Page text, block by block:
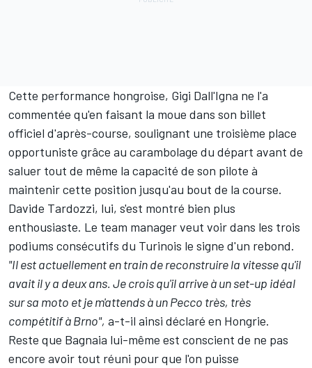
Cette performance hongroise, Gigi Dall'Igna ne l'a
commentée qu'en faisant la moue dans son billet
officiel d'après-course, soulignant une troisième place
opportuniste grâce au carambolage du départ avant de
saluer tout de même la capacité de son pilote à
maintenir cette position jusqu'au bout de la course.
Davide Tardozzi, lui, s'est montré bien plus
enthousiaste. Le team manager veut voir dans les trois
podiums consécutifs du Turinois le signe d'un rebond.
"Il est actuellement en train de reconstruire la vitesse qu'il
avait il y a deux ans. Je crois qu'il arrive à un set-up idéal
sur sa moto et je m'attends à un Pecco très, très
compétitif à Brno", a-t-il ainsi déclaré en Hongrie.
Reste que Bagnaia lui-même est conscient de ne pas
encore avoir tout réuni pour que l'on puisse